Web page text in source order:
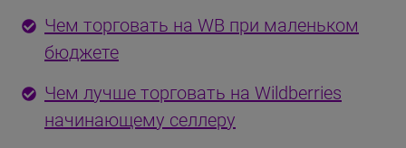
Чем торговать на WB при маленьком
бюджете
Чем лучше торговать на Wildberries
начинающему селлеру